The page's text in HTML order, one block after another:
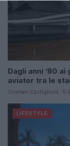
Dagli anni ’80
aviator tra le
Cristian Castiglioni · 5
LIFESTYLE